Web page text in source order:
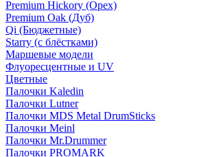
Premium Hickory (Орех)
Premium Oak (Дуб)
Qi (Бюджетные)
Starry (с блёстками)
Маршевые модели
Флуоресцентные и UV
Цветные
Палочки Kaledin
Палочки Lutner
Палочки MDS Metal DrumSticks
Палочки Meinl
Палочки Mr.Drummer
Палочки PROMARK